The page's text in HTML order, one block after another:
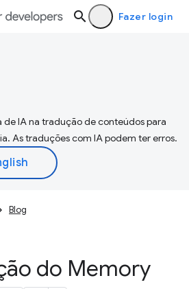
Fazer login
IA na tradução de conteúdos para
As traduções com IA podem ter erros.
Blog
do Memory